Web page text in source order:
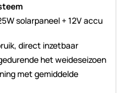
solarpaneel + 12V accu
direct inzetbaar
het weideseizoen
met gemiddelde